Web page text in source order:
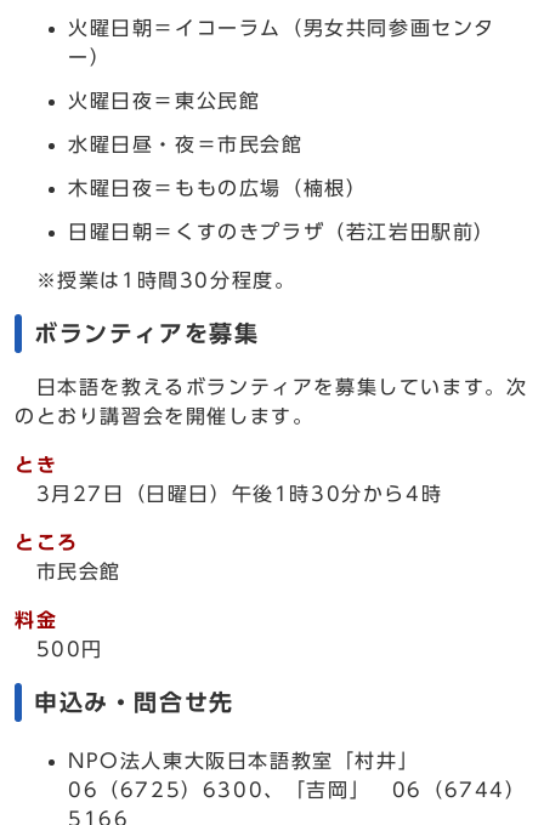
火曜日朝＝イコーラム（男女共同参画センタ
ー）
火曜日夜＝東公民館
水曜日昼・夜＝市民会館
木曜日夜＝ももの広場（楠根）
日曜日朝＝くすのきプラザ（若江岩田駅前）
※授業は1時間30分程度。
ボランティアを募集
日本語を教えるボランティアを募集しています。次
のとおり講習会を開催します。
とき
3月27日（日曜日）午後1時30分から4時
ところ
市民会館
料金
500円
申込み・問合せ先
NPO法人東大阪日本語教室「村井」
06（6725）6300、「吉岡」 06（6744）
5166